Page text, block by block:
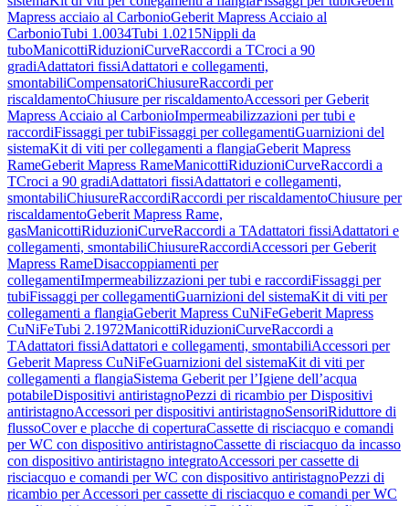
Mapress acciaio al CarbonioGeberit Mapress Acciaio al
CarbonioTubi 1.0034Tubi 1.0215Nippli da
tuboManicottiRiduzioniCurveRaccordi a TCroci a 90
gradiAdattatori fissiAdattatori e collegamenti,
smontabiliCompensatoriChiusureRaccordi per
riscaldamentoChiusure per riscaldamentoAccessori per Geberit
Mapress Acciaio al CarbonioImpermeabilizzazioni per tubi e
raccordiFissaggi per tubiFissaggi per collegamentiGuarnizioni del
sistemaKit di viti per collegamenti a flangiaGeberit Mapress
RameGeberit Mapress RameManicottiRiduzioniCurveRaccordi a
TCroci a 90 gradiAdattatori fissiAdattatori e collegamenti,
smontabiliChiusureRaccordiRaccordi per riscaldamentoChiusure per
riscaldamentoGeberit Mapress Rame,
gasManicottiRiduzioniCurveRaccordi a TAdattatori fissiAdattatori e
collegamenti, smontabiliChiusureRaccordiAccessori per Geberit
Mapress RameDisaccoppiamenti per
collegamentiImpermeabilizzazioni per tubi e raccordiFissaggi per
tubiFissaggi per collegamentiGuarnizioni del sistemaKit di viti per
collegamenti a flangiaGeberit Mapress CuNiFeGeberit Mapress
CuNiFeTubi 2.1972ManicottiRiduzioniCurveRaccordi a
TAdattatori fissiAdattatori e collegamenti, smontabiliAccessori per
Geberit Mapress CuNiFeGuarnizioni del sistemaKit di viti per
collegamenti a flangiaSistema Geberit per l’Igiene dell’acqua
potabileDispositivi antiristagnoPezzi di ricambio per Dispositivi
antiristagnoAccessori per dispositivi antiristagnoSensoriRiduttore di
flussoCover e placche di coperturaCassette di risciacquo e comandi
per WC con dispositivo antiristagnoCassette di risciacquo da incasso
con dispositivo antiristagno integratoAccessori per cassette di
risciacquo e comandi per WC con dispositivo antiristagnoPezzi di
ricambio per Accessori per cassette di risciacquo e comandi per WC